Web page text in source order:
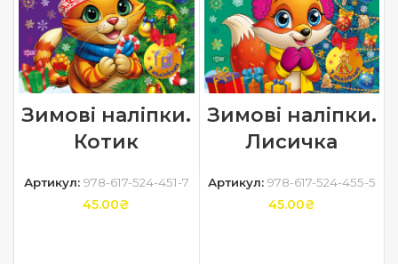
Зимові наліпки.
Котик
Артикул: 978-617-524-451-7
45.00₴
Зимові наліпки.
Лисичка
Артикул: 978-617-524-455-5
45.00₴